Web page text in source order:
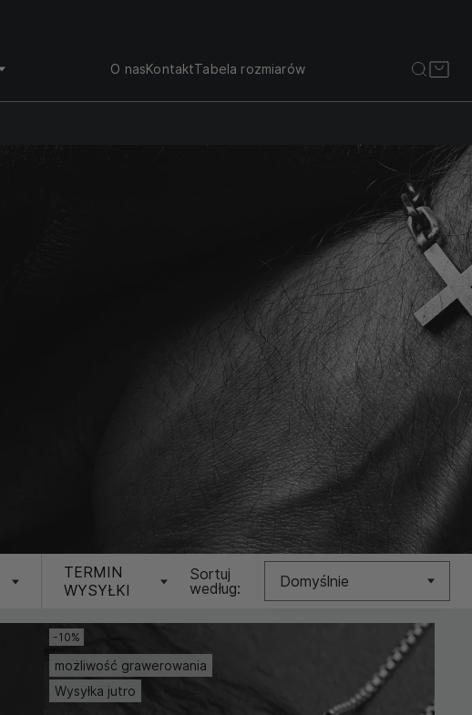
O nasKontaktTabela rozmiarów
TERMIN
WYSYŁKI
Sortuj
według:
Domyślnie
Cena (Niska >
-10%
możliwość grawerowania
Wysyłka jutro